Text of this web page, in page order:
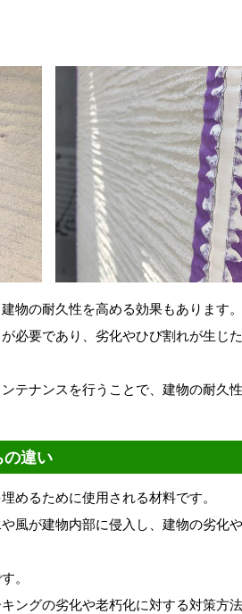
物の耐久性を高める効果もあります。
必要であり、劣化やひび割れが生じ
テナンスを行うことで、建物の耐久
の違い
めるために使用される材料です。
風が建物内部に侵入し、建物の劣化
。
ングの劣化や老朽化に対する対策方法